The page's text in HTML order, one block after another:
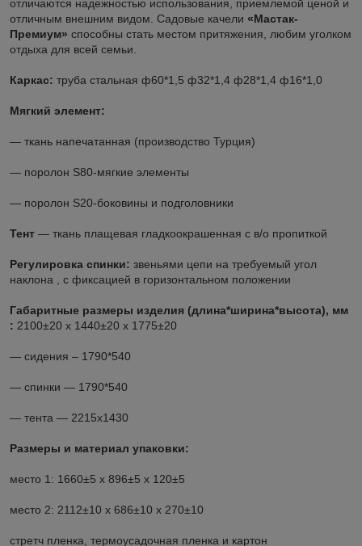
отличаются надежностью использования, приемлемой ценой и
отличным внешним видом. Садовые качели «Мастак-
Премиум» способны стать местом притяжения, любим уголком
отдыха для всей семьи.
Каркас: труба стальная ф60*1,5 ф32*1,4 ф28*1,4 ф16*1,0
Мягкий элемент:
― ткань напечатанная (производство Турция)
― поролон S80-мягкие элементы
― поролон S20-боковины и подголовники
Тент ― ткань плащевая гладкоокрашенная с в/о пропиткой
Регулировка спинки: звеньями цепи на требуемый угол
наклона , с фиксацией в горизонтальном положении
Габаритные размеры изделия (длина*ширина*высота), мм
: 2100±20 х 1440±20 х 1775±20
― сидения – 1790*540
― спинки ― 1790*540
― тента ― 2215х1430
Размеры и материал упаковки:
место 1: 1660±5 х 896±5 х 120±5
место 2: 2112±10 х 686±10 х 270±10
стретч пленка, термоусадочная пленка и картон